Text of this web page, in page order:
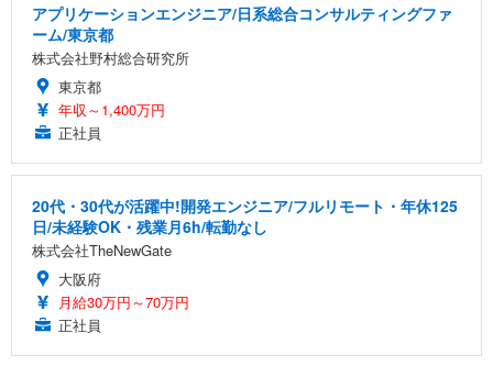
アプリケーションエンジニア/日系総合コンサルティングファ
ーム/東京都
株式会社野村総合研究所
東京都
年収～1,400万円
正社員
20代・30代が活躍中!開発エンジニア/フルリモート・年休125
日/未経験OK・残業月6h/転勤なし
株式会社TheNewGate
大阪府
月給30万円～70万円
正社員